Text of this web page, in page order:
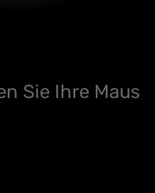
Sie Ihre Maus